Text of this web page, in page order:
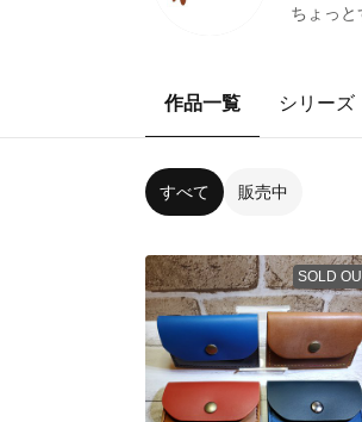
ちょっと
作品一覧 シリーズ
すべて 販売中
SOLD